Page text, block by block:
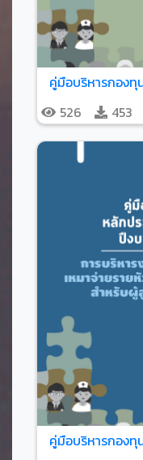
คู่มือบริหารกองทุ
526
453